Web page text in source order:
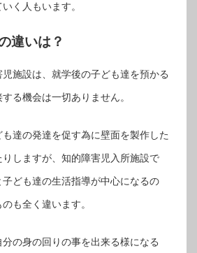
く人もいます。
違いは？
施設は、就学後の子ども達を預かる
る機会は一切ありません。
達の発達を促す為に壁面を製作した
りしますが、知的障害児入所施設で
ども達の生活指導が中心になるの
も全く違います。
の身の回りの事を出来る様になる